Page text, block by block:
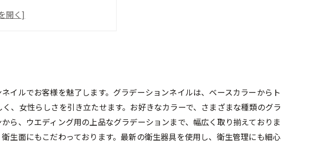
ョン
イルでお客様を魅了します。グラデーションネイルは、ベースカラーからト
、女性らしさを引き立たせます。お好きなカラーで、さまざまな種類のグラ
ら、ウエディング用の上品なグラデーションまで、幅広く取り揃えておりま
生面にもこだわっております。最新の衛生器具を使用し、衛生管理にも細心